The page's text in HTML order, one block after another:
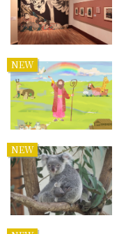
NEW
NEW